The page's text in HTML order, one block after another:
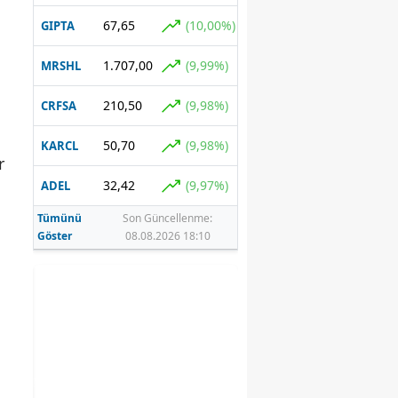
GIPTA 67,65 (10,00%)
MRSHL 1.707,00 (9,99%)
CRFSA 210,50 (9,98%)
KARCL 50,70 (9,98%)
ADEL 32,42 (9,97%)
Tümünü
Göster
Son Güncellenme:
08.08.2026 18:10